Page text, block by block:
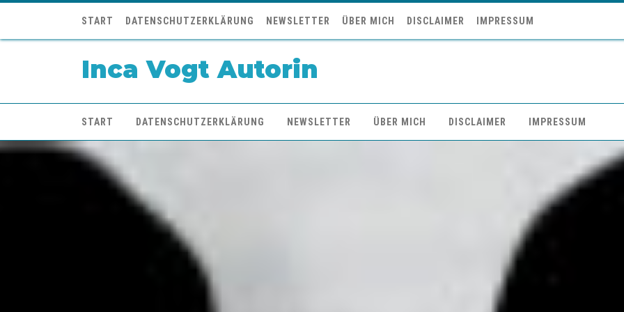
START DATENSCHUTZERKLÄRUNG NEWSLETTER ÜBER MICH DISCLAIMER IMPRESSUM
Inca Vogt Autorin
START DATENSCHUTZERKLÄRUNG NEWSLETTER ÜBER MICH DISCLAIMER IMPRESSUM